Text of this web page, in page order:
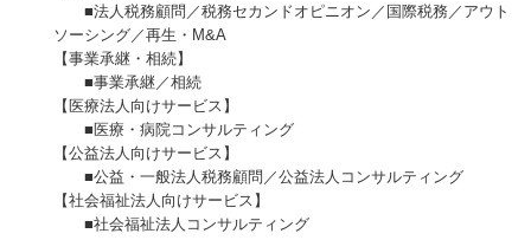
■法人税務顧問／税務セカンドオピニオン／国際税務／アウト
ソーシング／再生・M&A
【事業承継・相続】
■事業承継／相続
【医療法人向けサービス】
■医療・病院コンサルティング
【公益法人向けサービス】
■公益・一般法人税務顧問／公益法人コンサルティング
【社会福祉法人向けサービス】
■社会福祉法人コンサルティング